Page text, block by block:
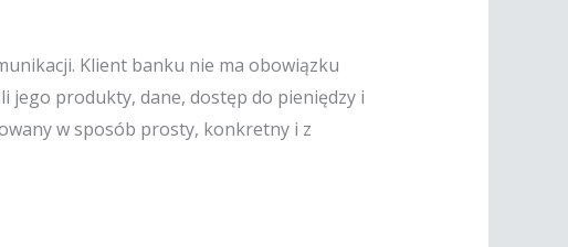
Klient banku nie ma obowiązku
jego produkty, dane, dostęp do pieniędzy i
w sposób prosty, konkretny i z